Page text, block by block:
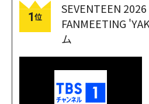
1位
SEVENTEEN 2026
FANMEETING
ム